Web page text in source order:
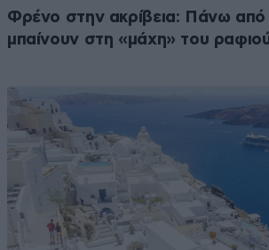
Φρένο στην ακρίβεια: Πάνω
μπαίνουν στη «μάχη» του